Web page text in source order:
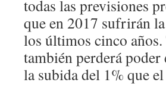
todas las previsiones
que en 2017 sufrirán
los últimos cinco
también perderá
la subida del 1% que